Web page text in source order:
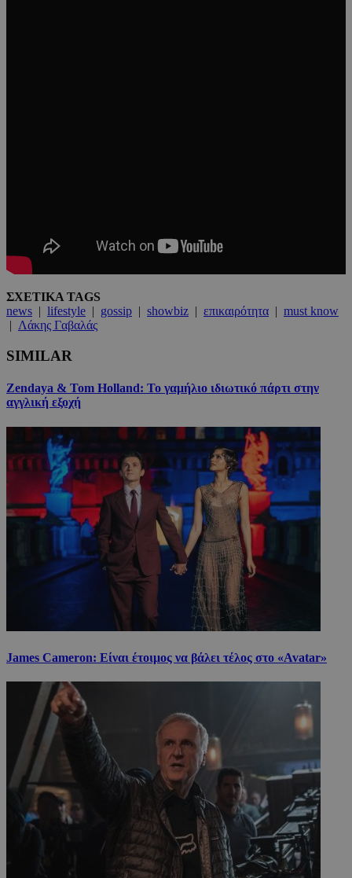
ΣΧΕΤΙΚΑ TAGS
news | lifestyle | gossip | showbiz | επικαιρότητα | must know
| Λάκης Γαβαλάς
SIMILAR
Zendaya & Tom Holland: Το γαμήλιο ιδιωτικό πάρτι στην
αγγλική εξοχή
James Cameron: Είναι έτοιμος να βάλει τέλος στο «Avatar»